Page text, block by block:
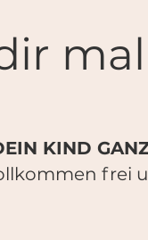
mal
KIND
frei